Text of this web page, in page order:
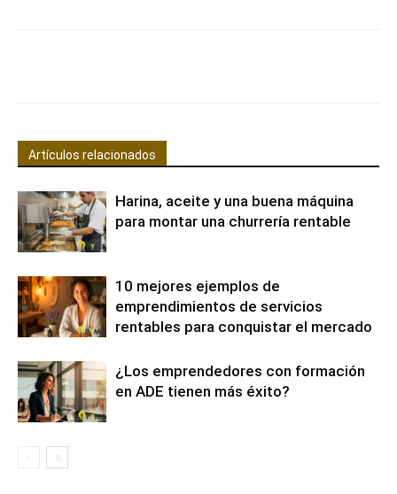
Artículos relacionados
Harina, aceite y una buena máquina
para montar una churrería rentable
10 mejores ejemplos de
emprendimientos de servicios
rentables para conquistar el mercado
¿Los emprendedores con formación
en ADE tienen más éxito?